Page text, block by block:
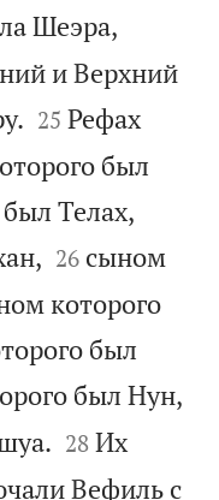
Шеэра,
и Верхний


25 Рефах
был
Телах,


26 сыном
которого
был
был Нун,


28 Их
Вефиль с